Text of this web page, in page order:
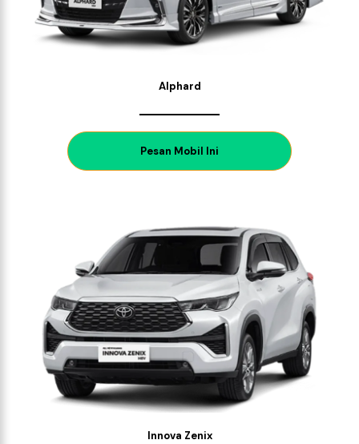
Alphard
Pesan Mobil Ini
Innova Zenix